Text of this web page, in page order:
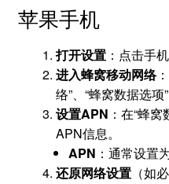
苹果手机
打开设置：点击手机
进入蜂窝移动网络
络”、“蜂窝数据选项”
设置APN ：在“蜂
APN信息。
APN ：通常设置
还原网络设置（如